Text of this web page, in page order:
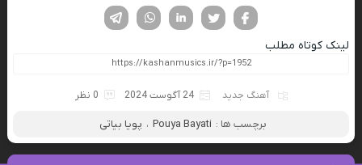
لینکدین تویتر
فیسوک
لینک کوتاه مطلب
آهنگ جدید 24 آگوست 2024 0 نظر
برچسب ها : Pouya Bayati ، پویا بیاتی